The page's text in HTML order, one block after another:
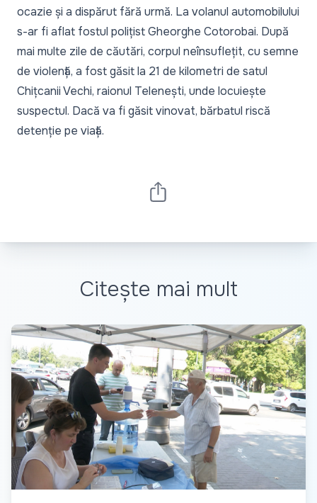
ocazie și a dispărut fără urmă. La volanul automobilului
s-ar fi aflat fostul polițist Gheorghe Cotorobai. După
mai multe zile de căutări, corpul neînsuflețit, cu semne
de violență, a fost găsit la 21 de kilometri de satul
Chițcanii Vechi, raionul Telenești, unde locuiește
suspectul. Dacă va fi găsit vinovat, bărbatul riscă
detenție pe viață.
Citește mai mult